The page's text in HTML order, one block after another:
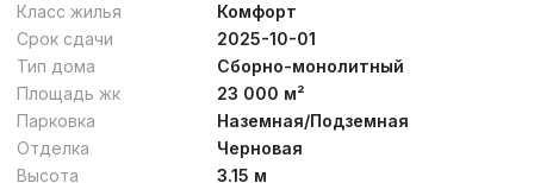
Класс жилья
Комфорт
Срок сдачи
2025-10-01
Тип дома
Сборно-монолитный
Площадь жк
23 000 м²
Парковка
Наземная/Подземная
Отделка
Черновая
Высота
3.15 м